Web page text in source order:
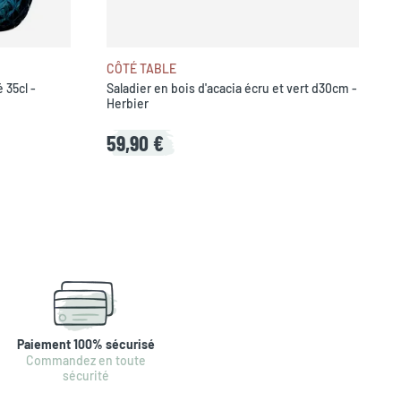
35cl -
CÔTÉ TABLE
Saladier en bois d'acacia écru et vert d30cm -
Herbier
59,90 €
Paiement 100% sécurisé
Commandez en toute
sécurité